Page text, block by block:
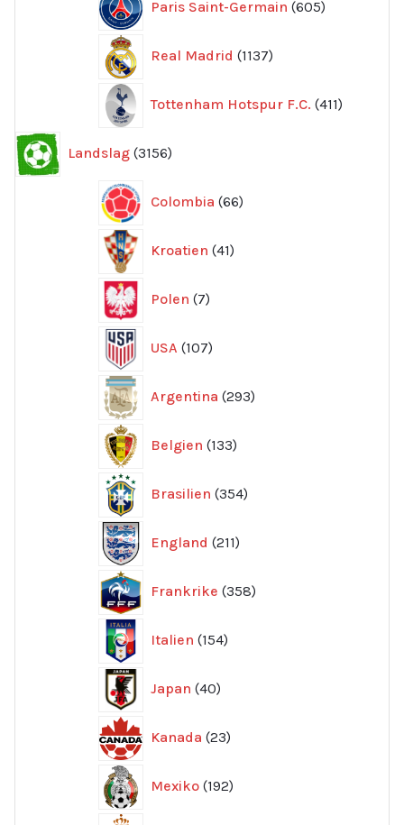
Paris Saint-Germain 605
produkter
Real Madrid 1137
produkter
Tottenham Hotspur F.C. 411
produkter
Landslag 3156
produkter
Colombia 66
produkter
Kroatien 41
produkter
Polen 7
produkter
USA 107
produkter
Argentina 293
produkter
Belgien 133
produkter
Brasilien 354
produkter
England 211
produkter
Frankrike 358
produkter
Italien 154
produkter
Japan 40
produkter
Kanada 23
produkter
Mexiko 192
produkter